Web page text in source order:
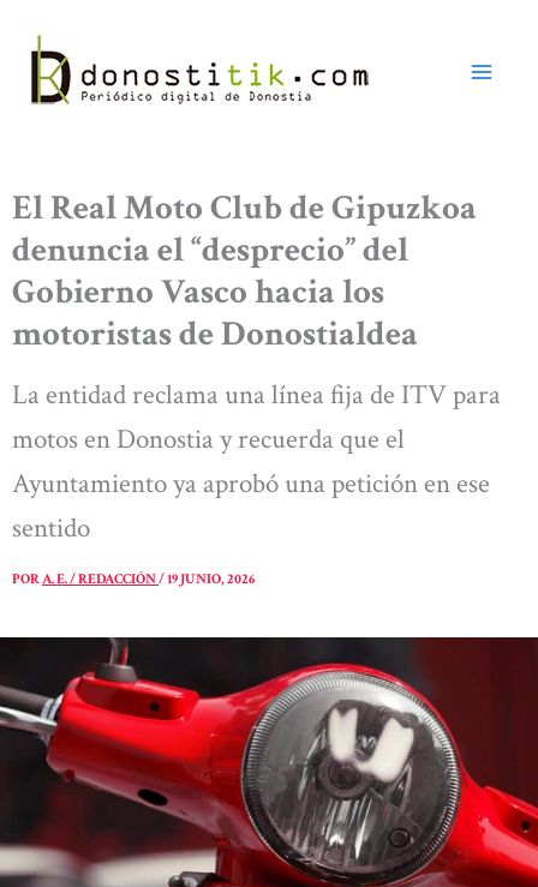
contenido
El Real Moto Club de Gipuzkoa
denuncia el “desprecio” del
Gobierno Vasco hacia los
motoristas de Donostialdea
La entidad reclama una línea fija de ITV para
motos en Donostia y recuerda que el
Ayuntamiento ya aprobó una petición en ese
sentido
PORA. E. / REDACCIÓN/19 JUNIO, 2026